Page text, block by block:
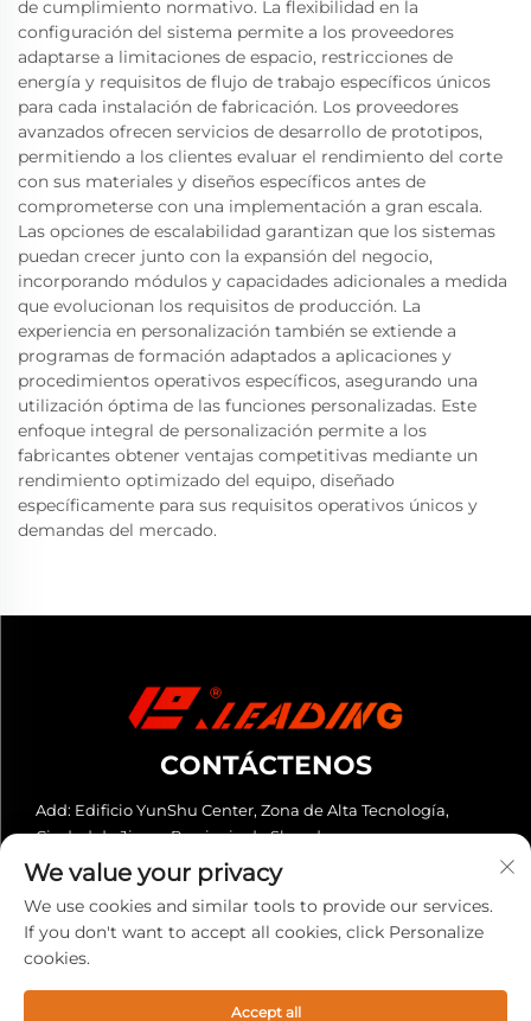
de cumplimiento normativo. La flexibilidad en la
configuración del sistema permite a los proveedores
adaptarse a limitaciones de espacio, restricciones de
energía y requisitos de flujo de trabajo específicos únicos
para cada instalación de fabricación. Los proveedores
avanzados ofrecen servicios de desarrollo de prototipos,
permitiendo a los clientes evaluar el rendimiento del corte
con sus materiales y diseños específicos antes de
comprometerse con una implementación a gran escala.
Las opciones de escalabilidad garantizan que los sistemas
puedan crecer junto con la expansión del negocio,
incorporando módulos y capacidades adicionales a medida
que evolucionan los requisitos de producción. La
experiencia en personalización también se extiende a
programas de formación adaptados a aplicaciones y
procedimientos operativos específicos, asegurando una
utilización óptima de las funciones personalizadas. Este
enfoque integral de personalización permite a los
fabricantes obtener ventajas competitivas mediante un
rendimiento optimizado del equipo, diseñado
específicamente para sus requisitos operativos únicos y
demandas del mercado.
CONTÁCTENOS
Add: Edificio YunShu Center, Zona de Alta Tecnología,
Ciudad de Jinan, Provincia de Shandong
Tel:+86-13280023931
Correo electrónico:[email protected]
Copyright © 2025 Leading (Shandong) Cnc Equipment Co., Ltd.
Todos los derechos reservados. -
We value your privacy
We use cookies and similar tools to provide our services.
If you don't want to accept all cookies, click Personalize
cookies.
Accept all